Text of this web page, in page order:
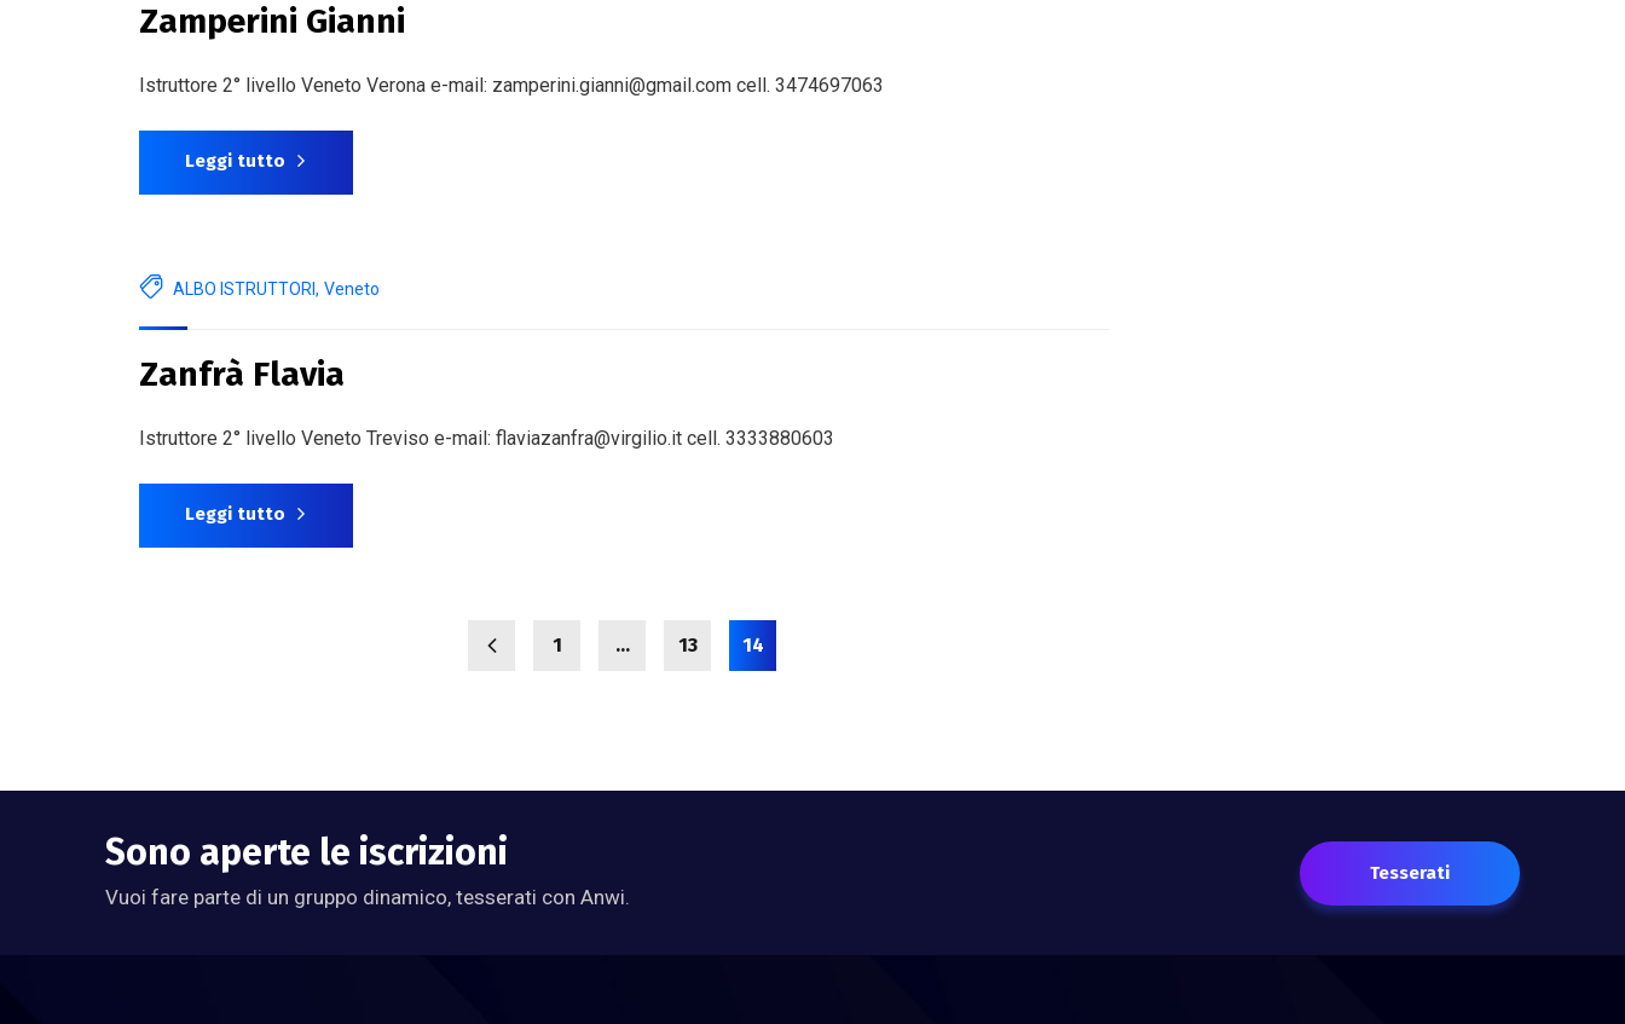
Zamperini Gianni
Istruttore 2° livello Veneto Verona e-mail: zamperini.gianni@gmail.com cell. 3474697063
Leggi tutto
ALBO ISTRUTTORI, Veneto
Zanfrà Flavia
Istruttore 2° livello Veneto Treviso e-mail: flaviazanfra@virgilio.it cell. 3333880603
Leggi tutto
1 … 13 14
Sono aperte le iscrizioni
Vuoi fare parte di un gruppo dinamico, tesserati con Anwi.
Tesserati